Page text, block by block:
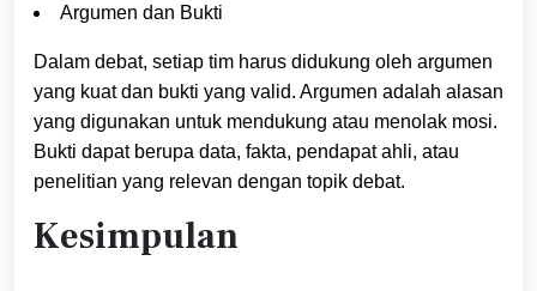
Argumen dan Bukti
Dalam debat, setiap tim harus didukung oleh argumen
yang kuat dan bukti yang valid. Argumen adalah alasan
yang digunakan untuk mendukung atau menolak mosi.
Bukti dapat berupa data, fakta, pendapat ahli, atau
penelitian yang relevan dengan topik debat.
Kesimpulan